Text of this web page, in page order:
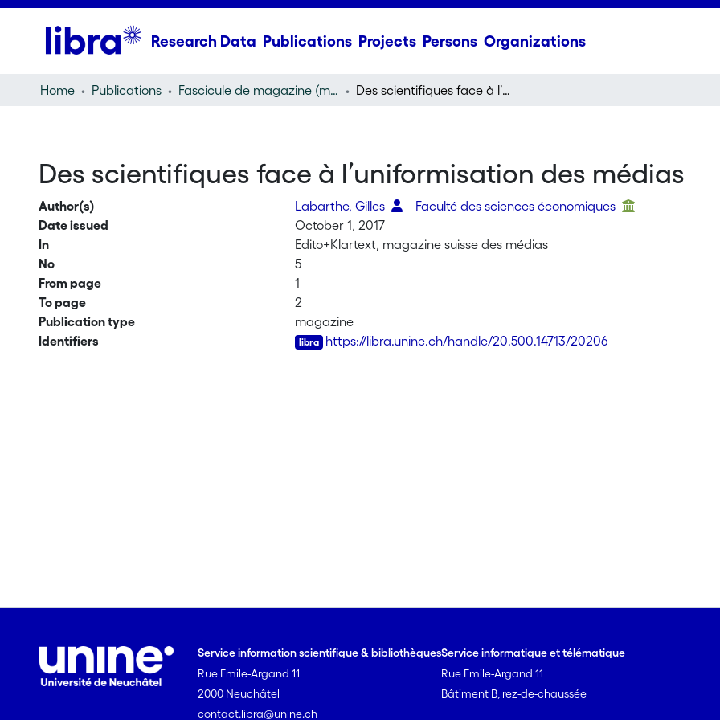
Research Data Publications Projects Persons Organizations
Home Publications Fascicule de magazine (magazine) Des scientifiques face à l’uniformisation des médias
Des scientifiques face à l’uniformisation des médias
Author(s) Labarthe, Gilles
Faculté des sciences économiques
Date issued
October 1, 2017
In
Edito+Klartext, magazine suisse des médias
No
5
From page
1
To page
2
Publication type
magazine
Identifiers
https://libra.unine.ch/handle/20.500.14713/20206
Service information scientifique & bibliothèques
Rue Emile-Argand 11
2000 Neuchâtel
contact.libra@unine.ch
Service informatique et télématique
Rue Emile-Argand 11
Bâtiment B, rez-de-chaussée